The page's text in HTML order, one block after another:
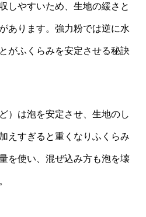
しやすいため、生地の緩さと
あります。強力粉では逆に水
がふくらみを安定させる秘訣
）は泡を安定させ、生地のし
えすぎると重くなりふくらみ
を使い、混ぜ込み方も泡を壊